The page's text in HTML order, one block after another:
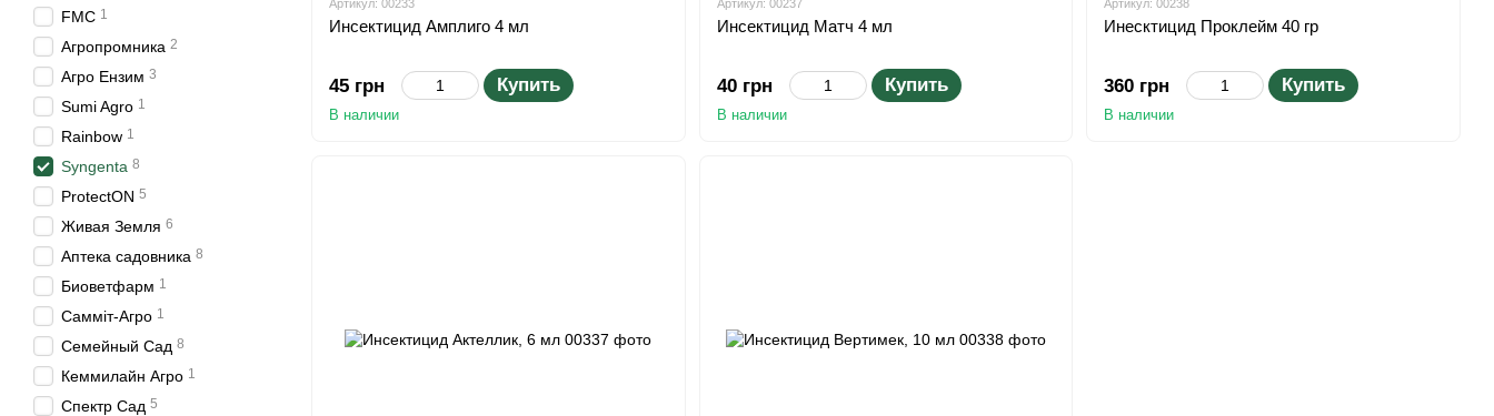
Артикул: 00233
Инсектицид Амплиго 4 мл
45 грн Купить
В наличии
Артикул: 00237
Инсектицид Матч 4 мл
40 грн Купить
В наличии
Артикул: 00238
Инесктицид Проклейм 40 гр
360 грн Купить
В наличии
FMC 1
Агропромника 2
Агро Ензим 3
Sumi Agro 1
Rainbow 1
Syngenta 8
ProtectON 5
Живая Земля 6
Аптека садовника 8
Биоветфарм 1
Самміт-Агро 1
Семейный Сад 8
Кеммилайн Агро 1
Спектр Сад 5